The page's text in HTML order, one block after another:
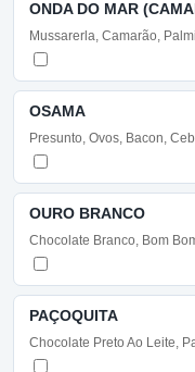
ONDA DO MAR
Mussarerla, Camarão,
OSAMA
Presunto, Ovos, Bacon,
OURO BRANCO
Chocolate Branco, Bom
PAÇOQUITA
Chocolate Preto Ao Leite,